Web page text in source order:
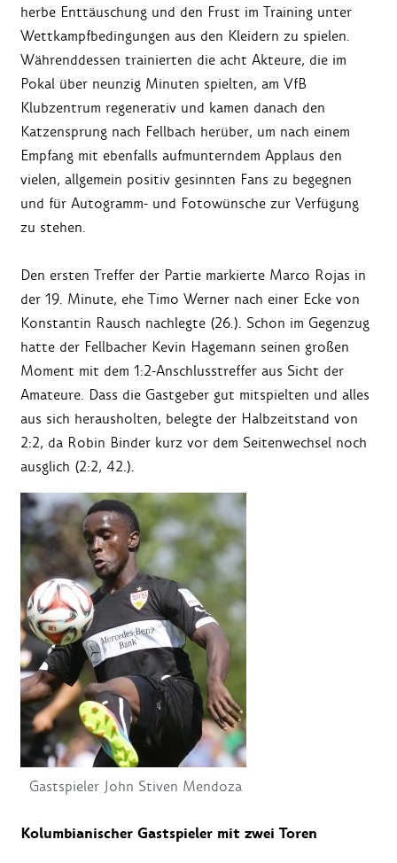
herbe Enttäuschung und den Frust im Training unter
Wettkampfbedingungen aus den Kleidern zu spielen.
Währenddessen trainierten die acht Akteure, die im
Pokal über neunzig Minuten spielten, am VfB
Klubzentrum regenerativ und kamen danach den
Katzensprung nach Fellbach herüber, um nach einem
Empfang mit ebenfalls aufmunterndem Applaus den
vielen, allgemein positiv gesinnten Fans zu begegnen
und für Autogramm- und Fotowünsche zur Verfügung
zu stehen.
Den ersten Treffer der Partie markierte Marco Rojas in
der 19. Minute, ehe Timo Werner nach einer Ecke von
Konstantin Rausch nachlegte (26.). Schon im Gegenzug
hatte der Fellbacher Kevin Hagemann seinen großen
Moment mit dem 1:2-Anschlusstreffer aus Sicht der
Amateure. Dass die Gastgeber gut mitspielten und alles
aus sich herausholten, belegte der Halbzeitstand von
2:2, da Robin Binder kurz vor dem Seitenwechsel noch
ausglich (2:2, 42.).
Gastspieler John Stiven Mendoza
Kolumbianischer Gastspieler mit zwei Toren